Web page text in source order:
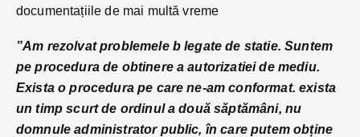
documentațiile de mai multă vreme
”Am rezolvat problemele b legate de statie. Suntem
pe procedura de obtinere a autorizatiei de mediu.
Exista o procedura pe care ne-am conformat. exista
un timp scurt de ordinul a două săptămâni, nu
domnule administrator public, în care putem obține